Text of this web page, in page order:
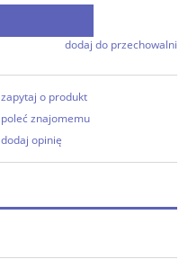
dodaj do przechowalni
zapytaj o produkt
poleć znajomemu
dodaj opinię